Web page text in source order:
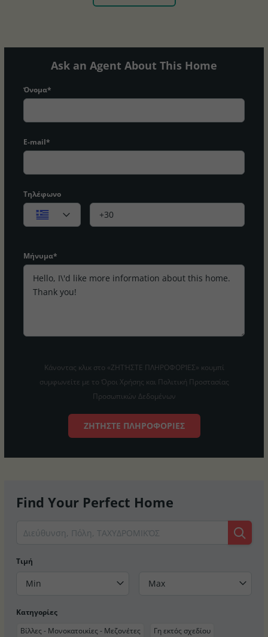
Ask an Agent About This Home
Όνομα*
E-mail*
Τηλέφωνο
Μήνυμα*
Κάνοντας κλικ στο «ΖΗΤΉΣΤΕ ΠΛΗΡΟΦΟΡΊΕΣ» κουμπί
συμφωνείτε με το Όροι Χρήσης και Πολιτική Προστασίας
Προσωπικών Δεδομένων
ΖΗΤΉΣΤΕ ΠΛΗΡΟΦΟΡΊΕΣ
Find Your Perfect Home
Τιμή
Min Max
Κατηγορίες
Βίλλες - Μονοκατοικίες - Μεζονέτες
Γη εκτός σχεδίου